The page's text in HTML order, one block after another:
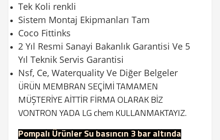
Tek Koli renkli
Sistem Montaj Ekipmanları Tam
Coco Fittinks
2 Yıl Resmi Sanayi Bakanlık Garantisi Ve 5
Yıl Teknik Servis Garantisi
Nsf, Ce, Waterquality Ve Diğer Belgeler
ÜRÜN MEMBRAN SEÇİMİ TAMAMEN
MÜŞTERİYE AİTTİR FİRMA OLARAK BİZ
VONTRON YADA LG chem KULLANMAKTAYIZ.
Pompalı Ürünler Su basıncın 3 bar altında